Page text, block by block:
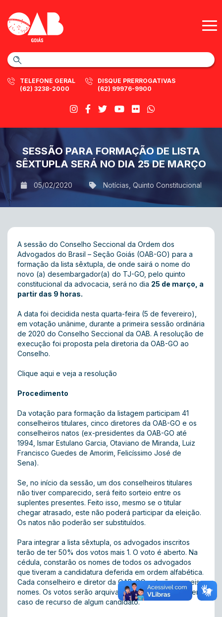
TELEFONE GERAL
(62) 3238-2000
DISQUE PRERROGATIVAS
(62) 99976-9900
SESSÃO PARA FORMAÇÃO DE LISTA
SÊXTUPLA SERÁ NO DIA 25 DE MARÇO
05/02/2020 Notícias Quinto Constitucional
A sessão do Conselho Seccional da Ordem dos
Advogados do Brasil – Seção Goiás (OAB-GO) para a
formação da lista sêxtupla, de onde sairá o nome do
novo (a) desembargador(a) do TJ-GO, pelo quinto
constitucional da advocacia, será no dia 25 de março, a
partir das 9 horas.
A data foi decidida nesta quarta-feira (5 de fevereiro),
em votação unânime, durante a primeira sessão ordinária
de 2020 do Conselho Seccional da OAB. A resolução de
execução foi proposta pela diretoria da OAB-GO ao
Conselho.
Clique aqui e veja a resolução
Procedimento
Da votação para formação da listagem participam 41
conselheiros titulares, cinco diretores da OAB-GO e os
conselheiros natos (ex-presidentes da OAB-GO até
1994, Ismar Estulano Garcia, Otaviano de Miranda, Luiz
Francisco Guedes de Amorim, Felicíssimo José de
Sena).
Se, no início da sessão, um dos conselheiros titulares
não tiver comparecido, será feito sorteio entre os
suplentes presentes. Feito isso, mesmo se o titular
chegar atrasado, este não poderá participar da eleição.
Os natos não poderão ser substituídos.
Para integrar a lista sêxtupla, os advogados inscritos
terão de ter 50% dos votos mais 1. O voto é aberto. Na
cédula, constarão os nomes de todos os advogados
que tiveram a candidatura deferida em ordem alfabética.
Cada conselheiro e diretor da OAB-GO votarão em seis
nomes. Os votos serão arquivados para conferência em
caso de recurso de algum candidato.